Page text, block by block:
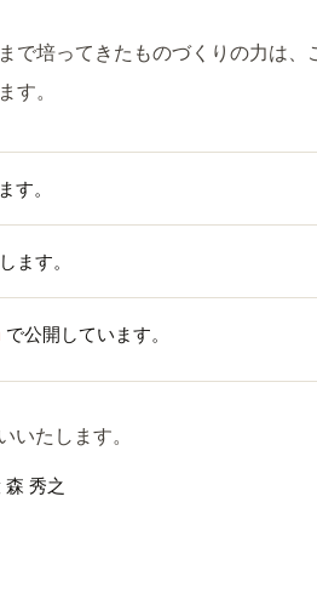
で培ってきたものづくりの力は、
す。
す。
ます。
で公開しています。
いたします。
秀之